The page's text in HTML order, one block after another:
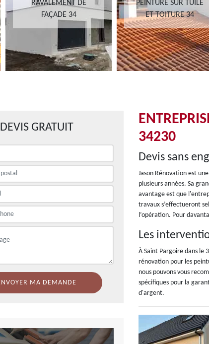
RAVALEMENT DE
FAÇADE 34
PEINTURE SUR TUILE
ET TOITURE 34
DEVIS GRATUIT
34230
Devis sans
Jason Rénovation est
plusieurs années. Sa
avantage est que
travaux s’effectueront
l’opération. Pour
Les
À Saint Pargoire dans le
rénovation pour les
nous pouvons vous
spécifiques pour la
d'argent.